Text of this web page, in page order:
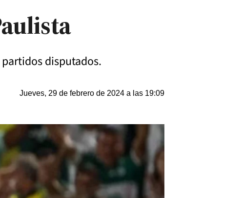
disputados.
Jueves, 29 de febrero de 2024 a las 19:09